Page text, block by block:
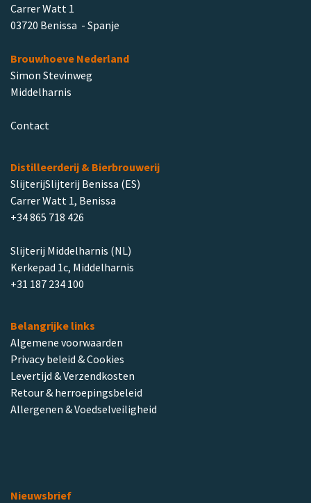
Carrer Watt 1
03720 Benissa - Spanje
Brouwhoeve Nederland
Simon Stevinweg
Middelharnis
Contact
Distilleerderij & Bierbrouwerij
SlijterijSlijterij Benissa (ES)
Carrer Watt 1, Benissa
+34 865 718 426
Slijterij Middelharnis (NL)
Kerkepad 1c, Middelharnis
+31 187 234 100
Belangrijke links
Algemene voorwaarden
Privacy beleid & Cookies
Levertijd & Verzendkosten
Retour & herroepingsbeleid
Allergenen & Voedselveiligheid
Nieuwsbrief